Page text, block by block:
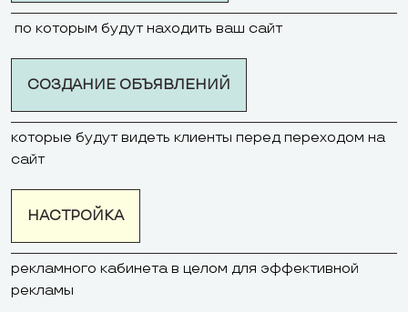
по которым будут находить ваш сайт
СОЗДАНИЕ ОБЪЯВЛЕНИЙ
которые будут видеть клиенты перед переходом на
сайт
НАСТРОЙКА
рекламного кабинета в целом для эффективной
рекламы